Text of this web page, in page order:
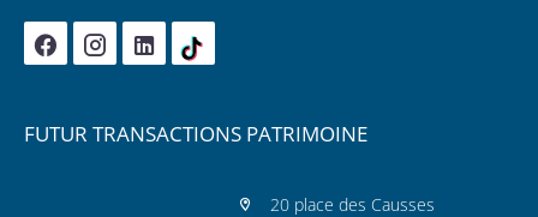
FUTUR TRANSACTIONS PATRIMOINE
20 place des Causses